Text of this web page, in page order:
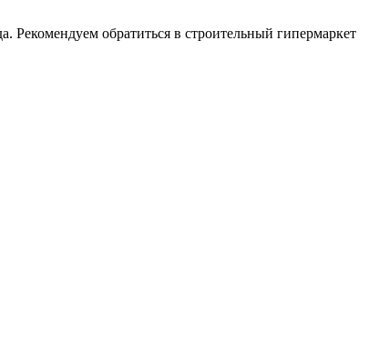
Рекомендуем обратиться в строительный гипермаркет